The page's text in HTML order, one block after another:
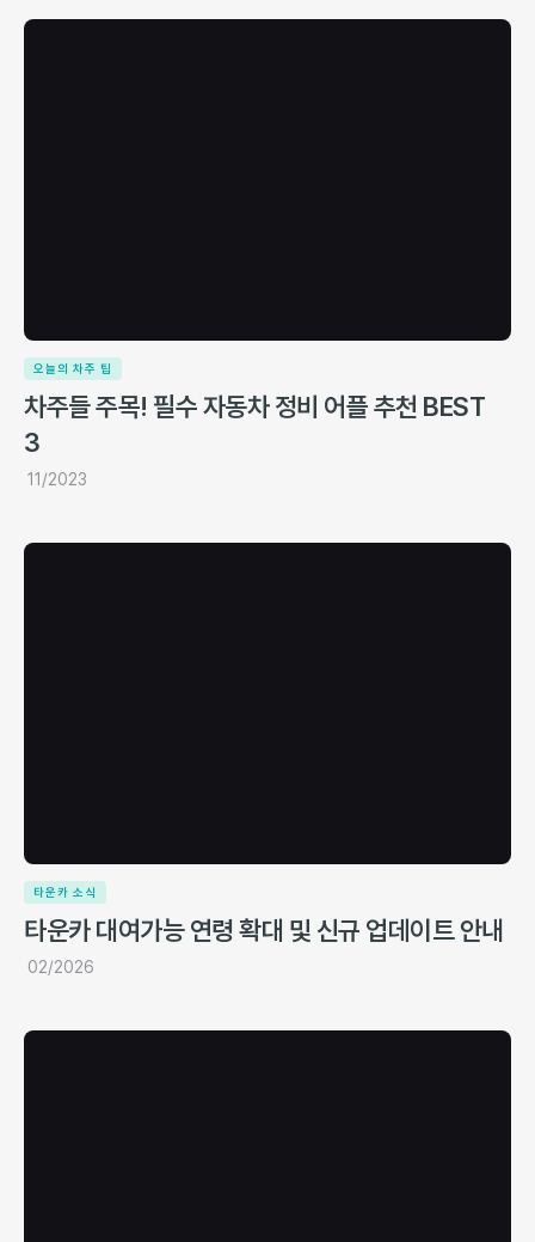
오늘의 차주 팁
차주들 주목! 필수 자동차 정비 어플 추천 BEST
3
11/2023
타운카 소식
타운카 대여가능 연령 확대 및 신규 업데이트 안내
02/2026